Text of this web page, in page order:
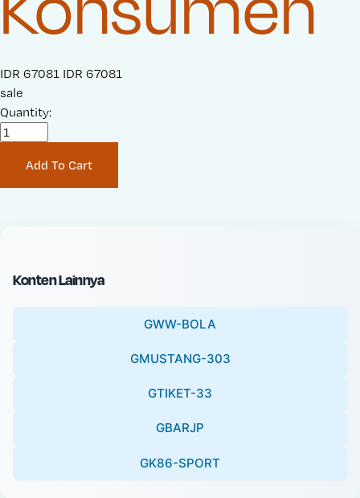
S
a
l
e
i
IDR 67081 O
n
a
c
e
IDR 67081
sale
Quantity:
Add To Cart
Konten Lainnya
GWW-BOLA
GMUSTANG-303
GTIKET-33
GBARJP
GK86-SPORT